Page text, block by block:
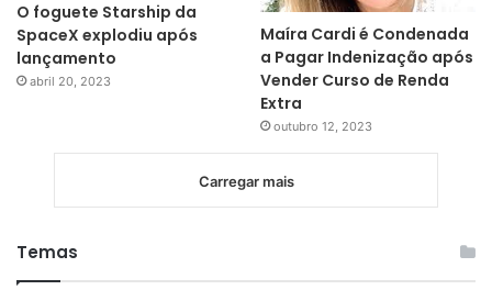
O foguete Starship da
SpaceX explodiu após
lançamento
abril 20, 2023
Maíra Cardi é Condenada
a Pagar Indenização após
Vender Curso de Renda
Extra
outubro 12, 2023
Carregar mais
Temas